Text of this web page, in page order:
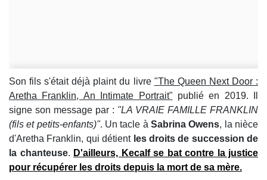
Son fils s'était déjà plaint du livre "The Queen Next Door :
Aretha Franklin, An Intimate Portrait" publié en 2019. Il
signe son message par : "LA VRAIE FAMILLE FRANKLIN
(fils et petits-enfants)". Un tacle àSabrina Owens, la nièce
d'Aretha Franklin, qui détient les droits de succession de
la chanteuse. D'ailleurs, Kecalf se bat contre la justice
pour récupérer les droits depuis la mort de sa mère.